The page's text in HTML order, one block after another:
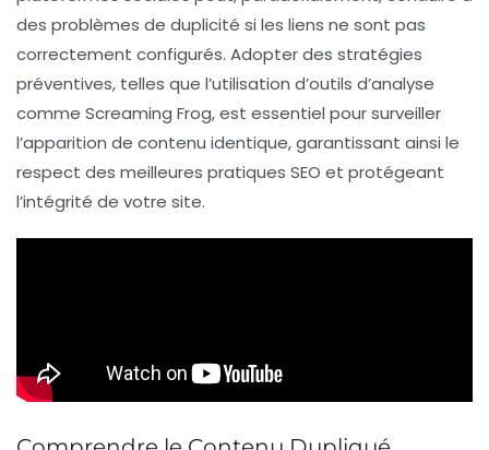
des problèmes de duplicité si les liens ne sont pas
correctement configurés. Adopter des stratégies
préventives, telles que l’utilisation d’outils d’analyse
comme Screaming Frog, est essentiel pour surveiller
l’apparition de contenu identique, garantissant ainsi le
respect des meilleures pratiques SEO et protégeant
l’intégrité de votre site.